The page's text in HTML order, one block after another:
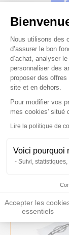
Nous utilisons des
d’assurer le bon
d’achat, analyser
personnaliser des
proposer des
site et en dehors.
Pour modifier vos
mes cookies' situé
Lire la politique de
Voici pourquoi
Suivi,
Accepter les
essentiels
Ces